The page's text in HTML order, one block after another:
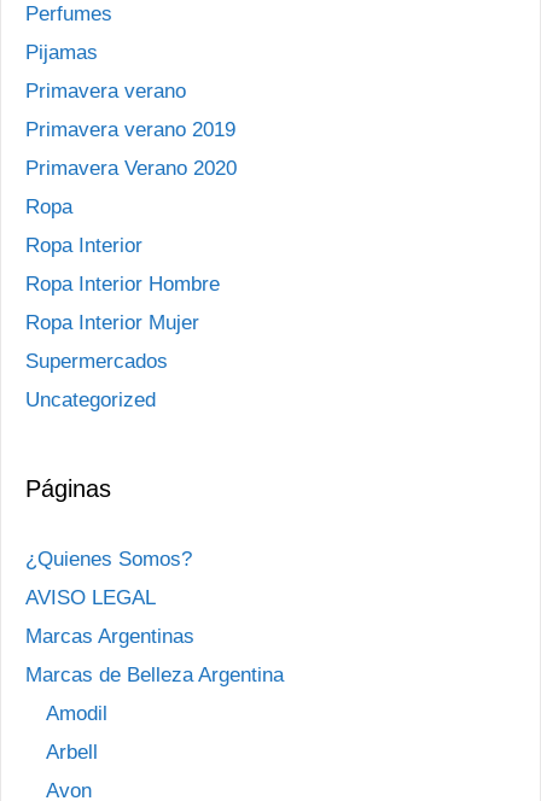
Perfumes
Pijamas
Primavera verano
Primavera verano 2019
Primavera Verano 2020
Ropa
Ropa Interior
Ropa Interior Hombre
Ropa Interior Mujer
Supermercados
Uncategorized
Páginas
¿Quienes Somos?
AVISO LEGAL
Marcas Argentinas
Marcas de Belleza Argentina
Amodil
Arbell
Avon